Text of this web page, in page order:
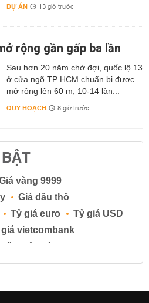
DỰ ÁN 13 giờ trước
rộng gần gấp ba lần
Sau hơn 20 năm chờ đợi, quốc lộ 13
ở cửa ngõ TP HCM chuẩn bị được
mở rộng lên 60 m, 10-14 làn...
QUY HOẠCH 8 giờ trước
vàng 9999
Giá dầu thô
Tỷ giá euro
Tỷ giá USD
vietcombank
ngân hàng
suất tiền gửi